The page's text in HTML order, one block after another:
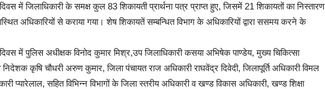
में जिलाधिकारी के समक्ष कुल 83 शिकायती प्रार्थना पत्र प्राप्त हुए, जिसमें 21 शिकायतों का निस्तारण
अधिकारियों से कराया गया। शेष शिकायतें सम्बन्धित विभाग के अधिकारियों द्वारा ससमय करने के
में पुलिस अधीक्षक विनोद कुमार मिश्र,उप जिलाधिकारी कसया अभिषेक पाण्डेय, मुख्य चिकित्सा
कृषि चौधरी अरुण कुमार, जिला पंचायत राज अधिकारी राघवेंद्र दिवेदी, जिलापूर्ति अधिकारी विमल
प्यारेलाल, सहित विभिन्न विभागों के जिला स्तरीय अधिकारी व खण्ड विकास अधिकारी, खण्ड शिक्षा